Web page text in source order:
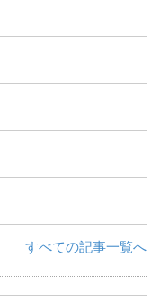
すべての記事一覧へ